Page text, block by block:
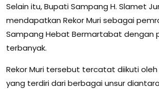
Selain itu, Bupati Sampang H. Slamet
mendapatkan Rekor Muri sebagai
Sampang Hebat Bermartabat dengan
terbanyak.
Rekor Muri tersebut tercatat diikuti oleh
yang terdiri dari berbagai unsur